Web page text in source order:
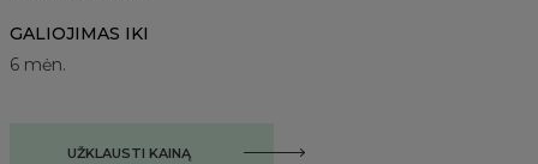
GALIOJIMAS IKI
6 mėn.
UŽKLAUSTI KAINĄ